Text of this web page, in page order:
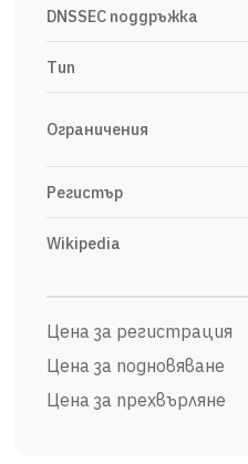
DNSSEC поддръжка
Тип
Ограничения
Регистър
Wikipedia
Цена за регистрация
Цена за подновяване
Цена за прехвърляне